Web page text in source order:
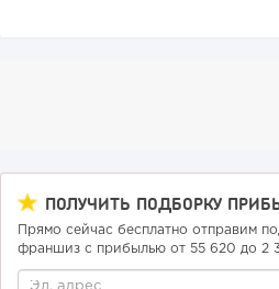
ПОЛУЧИТЬ ПОДБОРКУ
Прямо сейчас бесплатно отправим
франшиз с прибылью от 55 620 до 2